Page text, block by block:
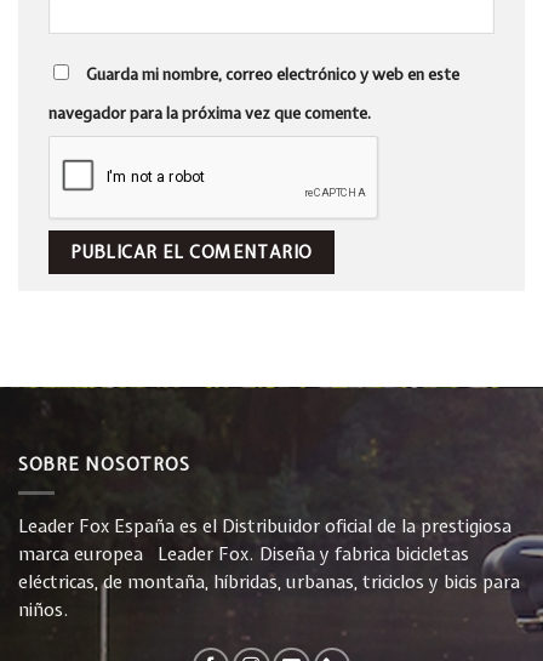
Guarda mi nombre, correo electrónico y web en este
navegador para la próxima vez que comente.
SOBRE NOSOTROS
Leader Fox España es el Distribuidor oficial de la prestigiosa
marca europea Leader Fox. Diseña y fabrica bicicletas
eléctricas, de montaña, híbridas, urbanas, triciclos y bicis para
niños.